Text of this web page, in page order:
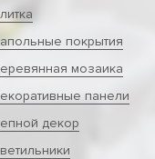
покрытия
мозаика
панели
декор